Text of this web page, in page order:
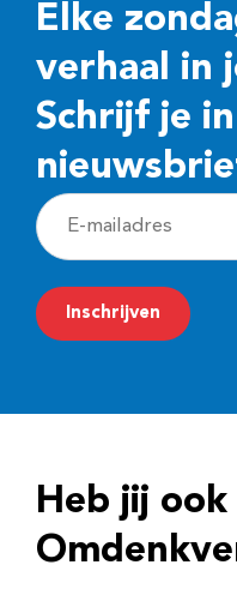
Elke
verhaal in
Schrijf je
E
-
m
a
r
e
Inschrijven
Heb jij ook